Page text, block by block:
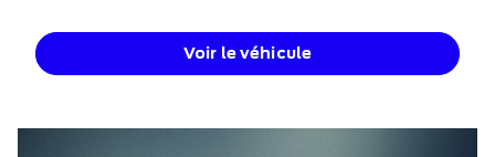
Voir le véhicule